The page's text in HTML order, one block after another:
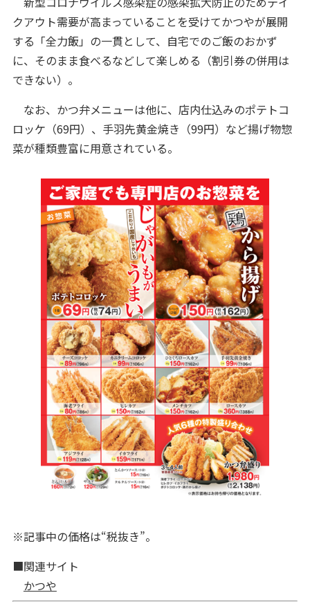
クアウト需要が高まっていることを受けてかつやが展開
する「全力飯」の一貫として、自宅でのご飯のおかず
に、そのまま食べるなどして楽しめる（割引券の併用は
できない）。
なお、かつ弁メニューは他に、店内仕込みのポテトコ
ロッケ（69円）、手羽先黄金焼き（99円）など揚げ物惣
菜が種類豊富に用意されている。
※記事中の価格は“税抜き”。
■関連サイト
かつや